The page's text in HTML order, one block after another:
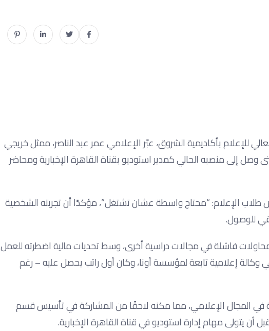
للإعلام بأكاديمية الشروق، عبّر الإعلامي عمر عبد الناصر، ممثل خريجي
وصل إلى منصبه الحالي كمدير استوديو بقناة القاهرة الإخبارية ومحاضر
بين طلاب الإعلام: “محتاج واسطة عشان تشتغل”، مؤكدًا أن تجربته الشخصية
للوصول.
حين التحق بالمعهد بعد محاولات فاشلة في مجالات دراسية أخرى، وسط تحديات مالية اضطرته للعمل
إعلامية تابعة لمؤسسة أونا، وكان أول راتب يحصل عليه – رغم
خبرة عملية حقيقية في المجال الإعلامي، مما مكنه لاحقًا من المشاركة في تأسيس قسم
يتولى مهام إدارة استوديو في قناة القاهرة الإخبارية.